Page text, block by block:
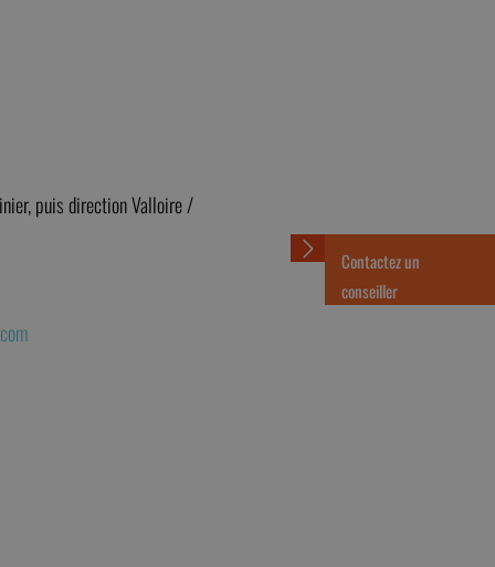
Contactez un
conseiller
puis direction Valloire /